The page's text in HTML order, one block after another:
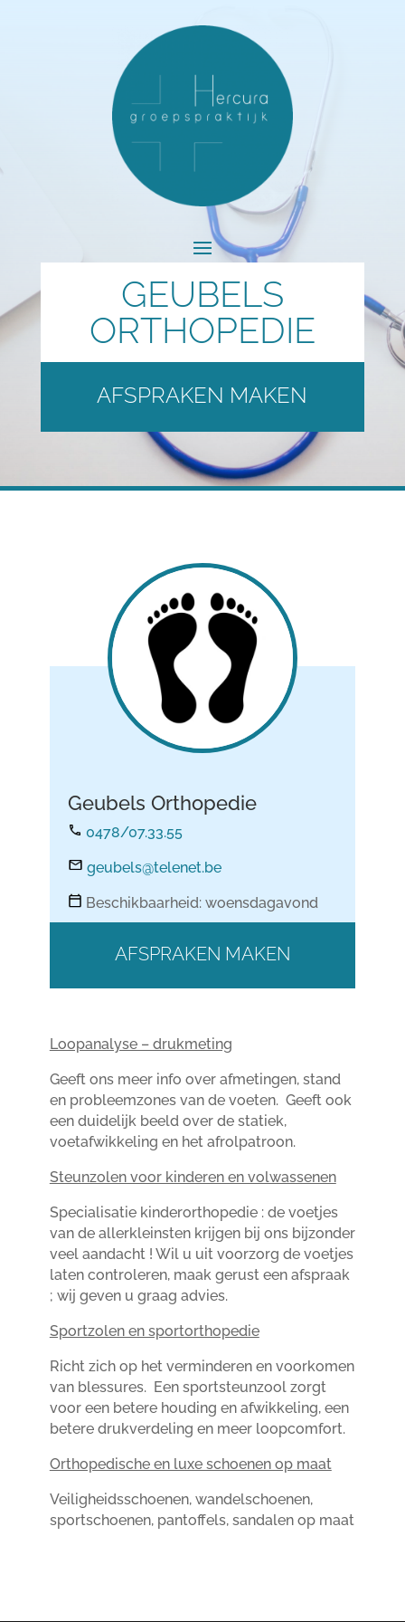
GEUBELS
ORTHOPEDIE
AFSPRAKEN MAKEN
Geubels Orthopedie
0478/07.33.55
geubels@telenet.be
Beschikbaarheid: woensdagavond
AFSPRAKEN MAKEN
Loopanalyse – drukmeting
Geeft ons meer info over afmetingen, stand
en probleemzones van de voeten. Geeft ook
een duidelijk beeld over de statiek,
voetafwikkeling en het afrolpatroon.
Steunzolen voor kinderen en volwassenen
Specialisatie kinderorthopedie : de voetjes
van de allerkleinsten krijgen bij ons bijzonder
veel aandacht ! Wil u uit voorzorg de voetjes
laten controleren, maak gerust een afspraak
; wij geven u graag advies.
Sportzolen en sportorthopedie
Richt zich op het verminderen en voorkomen
van blessures. Een sportsteunzool zorgt
voor een betere houding en afwikkeling, een
betere drukverdeling en meer loopcomfort.
Orthopedische en luxe schoenen op maat
Veiligheidsschoenen, wandelschoenen,
sportschoenen, pantoffels, sandalen op maat